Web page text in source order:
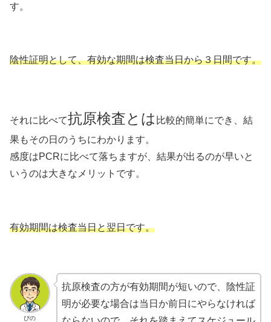
す。
陰性証明として、有効な期間は検査当日から３日間です。
それに比べて抗原検査とは 比較的簡単にでき、結
果もその日のうちにわかります。
感度はPCRに比べて落ちますが、結果が出るのが早いと
いうのは大きなメリットです。
有効期間は検査当日と翌日です。
ぴの
抗原検査の方が有効期間が短いので、陰性証
明が必要な場合は当日か前日にやらなければ